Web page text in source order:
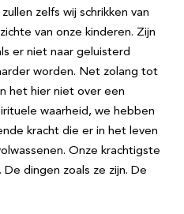
zelfs wij schrikken van
van onze kinderen. Zijn
er niet naar geluisterd
worden. Net zolang tot
het hier niet over een
waarheid, we hebben
kracht die er in het leven
Onze krachtigste
dingen zoals ze zijn. De